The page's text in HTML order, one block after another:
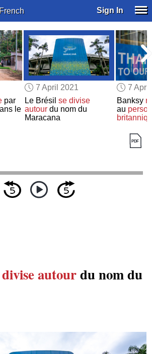
Sign In
par
le
7 April 2021
Le Brésil se divise
autourdu nom du
Maracana
7
Banksy
au
divise autourdu nom du